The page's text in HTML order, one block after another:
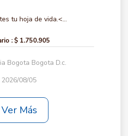
tu hoja de vida.<...
: $ 1.750.905
Bogota Bogota D.c.
2026/08/05
Ver Más